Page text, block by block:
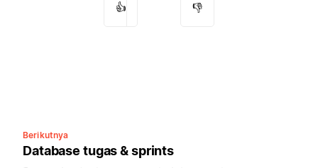
👍 👎
Berikutnya
Database tugas & sprints